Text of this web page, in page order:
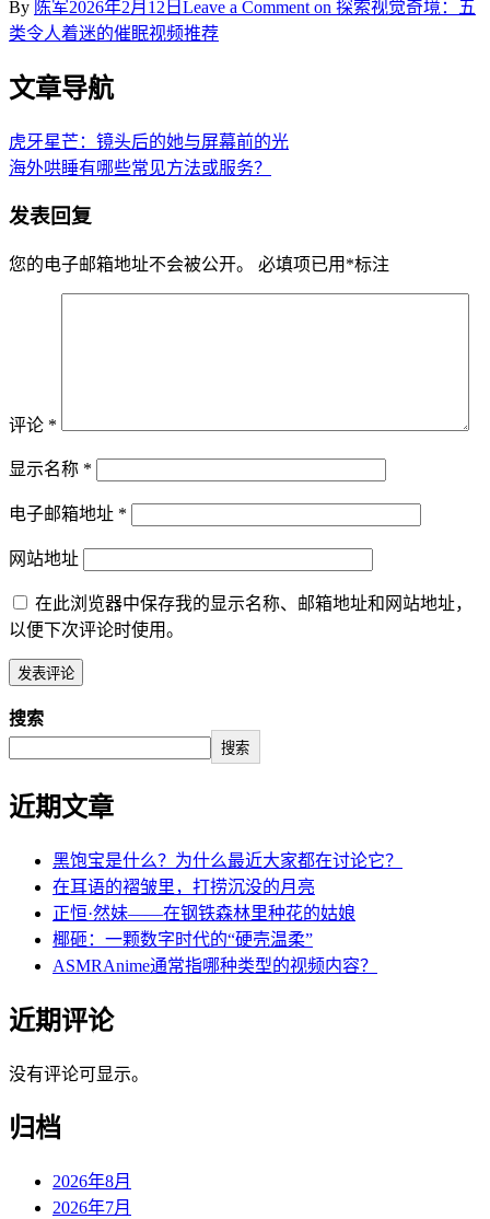
By 陈军2026年2月12日 Leave a Comment on 探索视觉奇境：五
类令人着迷的催眠视频推荐
文章导航
虎牙星芒：镜头后的她与屏幕前的光
海外哄睡有哪些常见方法或服务？
发表回复
您的电子邮箱地址不会被公开。 必填项已用 *标注
评论 *
显示名称 *
电子邮箱地址 *
网站地址
在此浏览器中保存我的显示名称、邮箱地址和网站地址，
以便下次评论时使用。
搜索
搜索
近期文章
黑饱宝是什么？为什么最近大家都在讨论它？
在耳语的褶皱里，打捞沉没的月亮
正恒·然妹——在钢铁森林里种花的姑娘
椰砸：一颗数字时代的“硬壳温柔”
ASMRAnime通常指哪种类型的视频内容？
近期评论
没有评论可显示。
归档
2026年8月
2026年7月